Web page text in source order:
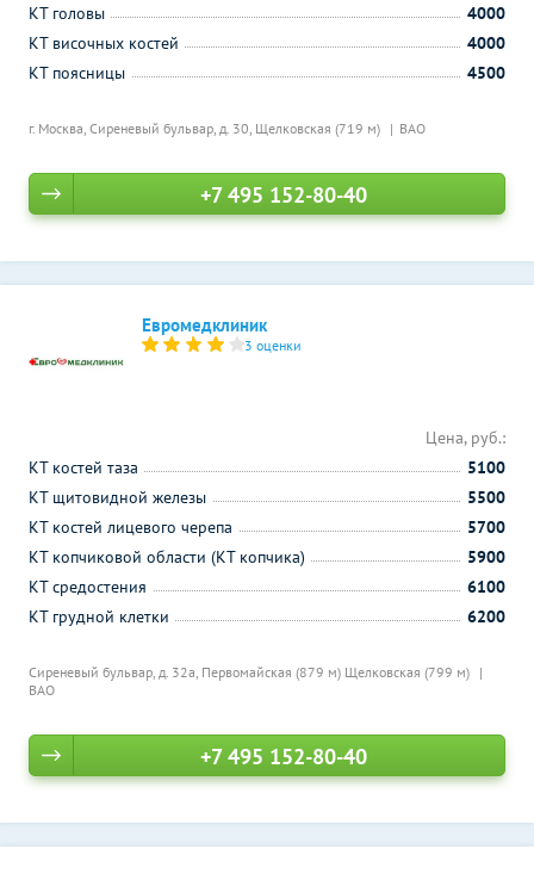
г. Москва, Сиреневый бульвар, д. 30, Щелковская (719 м) ВАО
КТ головы
4000
КТ височных костей
4000
КТ поясницы
4500
+7 495 152-80-40
Евромедклиник
3 оценки
Сиреневый бульвар, д. 32а, Первомайская (879 м) Щелковская (799 м)
ВАО
Цена, руб.:
КТ костей таза
5100
КТ щитовидной железы
5500
КТ костей лицевого черепа
5700
КТ копчиковой области (КТ копчика)
5900
КТ средостения
6100
КТ грудной клетки
6200
+7 495 152-80-40